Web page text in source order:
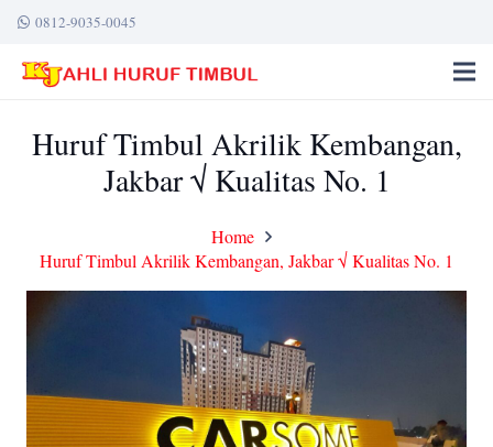
0812-9035-0045
Huruf Timbul Akrilik Kembangan,
Jakbar √ Kualitas No. 1
Home
Huruf Timbul Akrilik Kembangan, Jakbar √ Kualitas No. 1